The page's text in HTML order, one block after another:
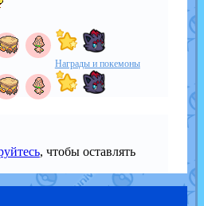
Награды и покемоны
, чтобы оставлять